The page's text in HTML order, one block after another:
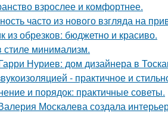
взрослее и комфортнее.
часто из нового взгляда на
из обрезков: бюджетно и красиво.
стиле минимализм.
Нуриев: дом дизайнера в
- практичное и
и порядок: практичные советы.
Москалева создала